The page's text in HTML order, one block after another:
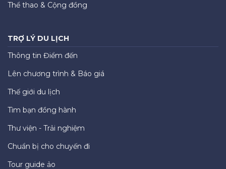
Thể thao & Cộng đồng
TRỢ LÝ DU LỊCH
Thông tin Điểm đến
Lên chương trình & Báo giá
Thế giới du lịch
Tìm bạn đồng hành
Thư viện - Trải nghiệm
Chuẩn bị cho chuyến đi
Tour guide ảo